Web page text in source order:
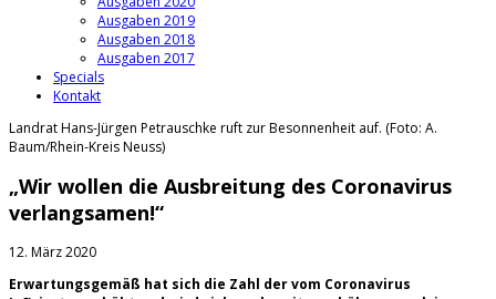
Ausgaben 2019
Ausgaben 2018
Ausgaben 2017
Specials
Kontakt
Landrat Hans-Jürgen Petrauschke ruft zur Besonnenheit auf. (Foto: A.
Baum/Rhein-Kreis Neuss)
„Wir wollen die Ausbreitung des Coronavirus
verlangsamen!“
12. März 2020
Erwartungsgemäß hat sich die Zahl der vom Coronavirus